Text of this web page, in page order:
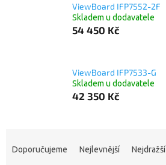
ViewBoard IFP7552-2F
Skladem u dodavatele
54 450 Kč
ViewBoard IFP7533-G
Skladem u dodavatele
42 350 Kč
Doporučujeme Nejlevnější Nejdražší